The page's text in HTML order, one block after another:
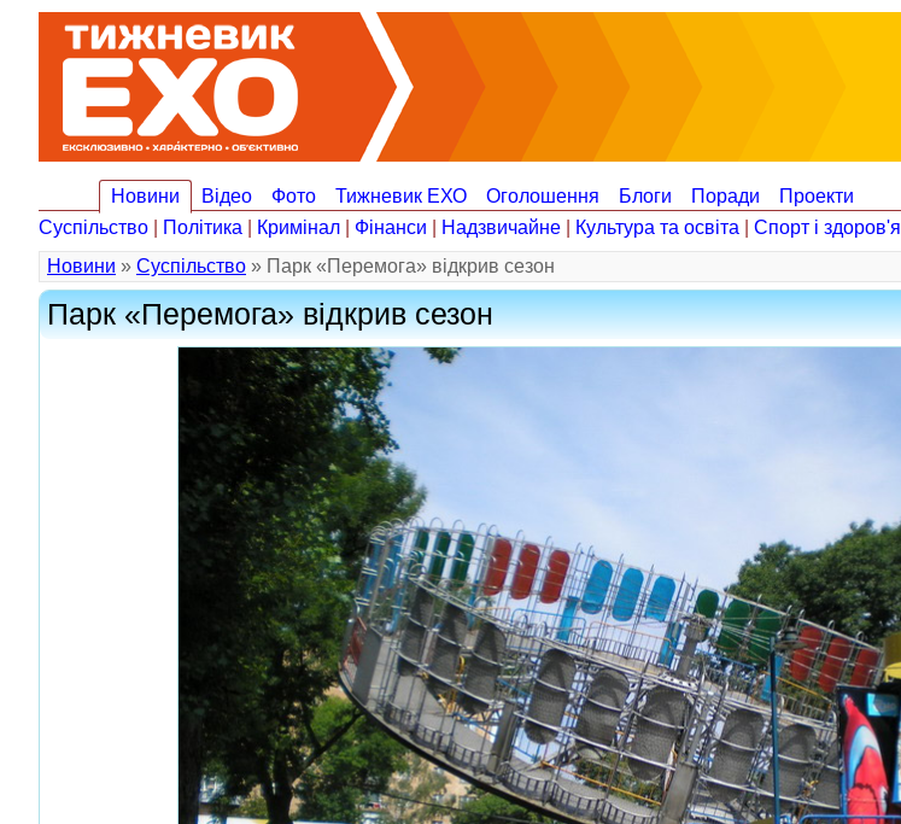
Новини Відео Фото Тижневик ЕХО Оголошення Блоги Поради
Проекти
Суспільство
Політика Кримінал Фінанси Надзвичайне Культура та освіта Спорт і здоров'я
Новини » Суспільство » Парк «Перемога» відкрив сезон
Парк «Перемога» відкрив сезон